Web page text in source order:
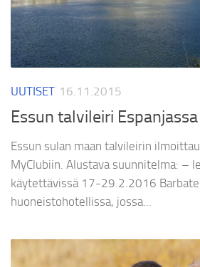
UUTISET 16.11.2015
Essun talvileiri
Essun sulan maan talvileirin
MyClubiin. Alustava suunnitelma: –
käytettävissä 17-29.2.2016
huoneistohotellissa, jossa...